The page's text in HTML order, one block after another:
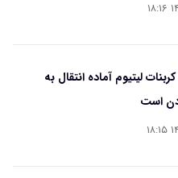
لیتیوم آماده انتقال به
است